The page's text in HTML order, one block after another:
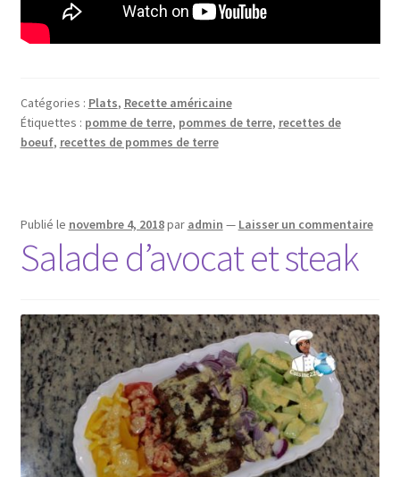
Catégories : Plats, Recette américaine
Étiquettes : pomme de terre, pommes de terre, recettes de
boeuf, recettes de pommes de terre
Publié le novembre 4, 2018par admin — Laisser un commentaire
Salade d’avocat et steak